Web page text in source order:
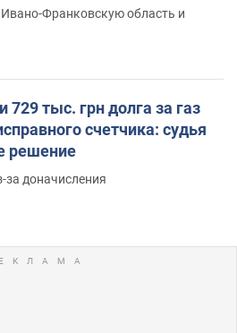
Франковскую область и
тыс. грн долга за газ
счетчика: судья
решение
за доначисления